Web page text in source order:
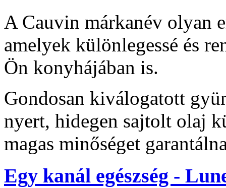
A Cauvin márkanév olyan
amelyek különlegessé és
Ön konyhájában is.
Gondosan kiválogatott
nyert, hidegen sajtolt olaj
magas minőséget
Egy kanál egészség -